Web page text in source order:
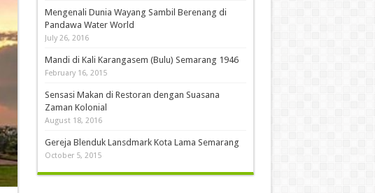
Mengenali Dunia Wayang Sambil Berenang di
Pandawa Water World
July 26, 2016
Mandi di Kali Karangasem (Bulu) Semarang 1946
February 16, 2015
Sensasi Makan di Restoran dengan Suasana
Zaman Kolonial
August 18, 2016
Gereja Blenduk Lansdmark Kota Lama Semarang
October 5, 2015